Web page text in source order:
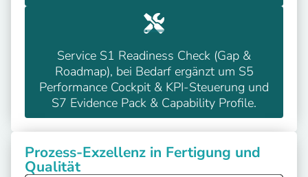
Service S1 Readiness Check (Gap &
Roadmap), bei Bedarf ergänzt um S5
Performance Cockpit & KPI-Steuerung und
S7 Evidence Pack & Capability Profile.
Prozess-Exzellenz in Fertigung und
Qualität